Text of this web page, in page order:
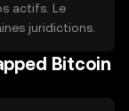
actifs. Le
juridictions.
Bitcoin